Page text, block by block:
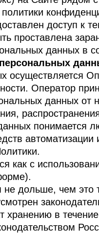
доступ к
проставлена
данных в
осуществляется
Оператор
данных от
понимается
как с
дольше, чем это
в